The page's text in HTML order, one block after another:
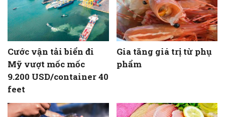
Cước vận tải biển đi
Mỹ vượt mốc mốc
9.200 USD/container 40
feet
Gia tăng giá trị từ phụ
phẩm